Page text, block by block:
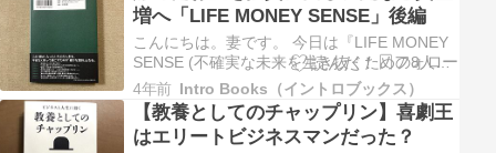
目指せる!』を紹介します。 妻 余談ですが、少
し前は『教…
増へ「LIFE MONEY SENSE」後編
こんにちは。妻です。 今日は『LIFE MONEY
SENSE (不確実な未来を生き抜くための8人の
お金の話)』の後編です。 お金を貯めるための
教科書「LIFE MONEY SENSE」前編こんにち
は。妻です。 コロナ禍により小麦や原油など
の価格が高騰しましたが、ロシアによるウク…
4年前 Intro Books（イントロブックス）
【教養としてのチャップリン】喜劇王
はエリートビジネスマンだった？